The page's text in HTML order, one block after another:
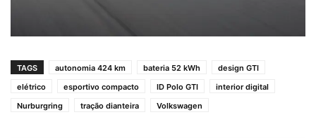
TAGS autonomia 424 km bateria 52 kWh
design GTI
elétrico
esportivo compacto ID Polo GTI
interior digital
Nurburgring
tração dianteira Volkswagen